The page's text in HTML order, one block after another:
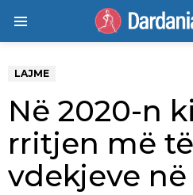
LAJME
Në 2020-n
rritjen më
vdekjeve